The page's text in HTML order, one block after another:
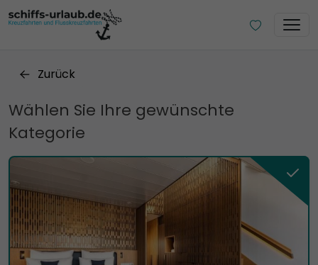
Zurück
Wählen Sie Ihre gewünschte
Kategorie